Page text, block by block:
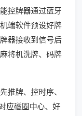
控牌器通过蓝牙
端软件预设好牌
器接收到信号后
将机洗牌、码牌
推牌、控时序、
应磁圈中心、好